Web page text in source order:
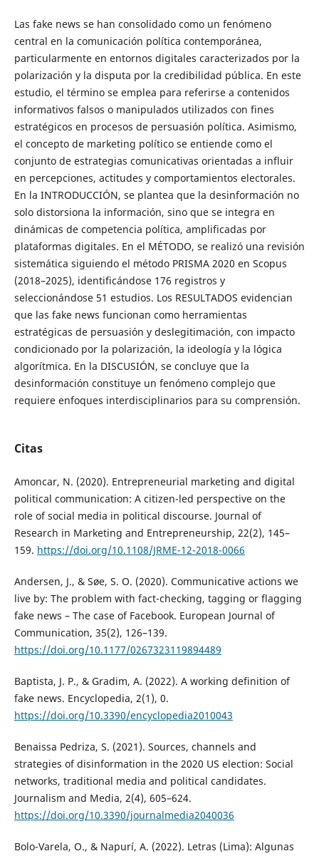
Las fake news se han consolidado como un fenómeno
central en la comunicación política contemporánea,
particularmente en entornos digitales caracterizados por la
polarización y la disputa por la credibilidad pública. En este
estudio, el término se emplea para referirse a contenidos
informativos falsos o manipulados utilizados con fines
estratégicos en procesos de persuasión política. Asimismo,
el concepto de marketing político se entiende como el
conjunto de estrategias comunicativas orientadas a influir
en percepciones, actitudes y comportamientos electorales.
En la INTRODUCCIÓN, se plantea que la desinformación no
solo distorsiona la información, sino que se integra en
dinámicas de competencia política, amplificadas por
plataformas digitales. En el MÉTODO, se realizó una revisión
sistemática siguiendo el método PRISMA 2020 en Scopus
(2018–2025), identificándose 176 registros y
seleccionándose 51 estudios. Los RESULTADOS evidencian
que las fake news funcionan como herramientas
estratégicas de persuasión y deslegitimación, con impacto
condicionado por la polarización, la ideología y la lógica
algorítmica. En la DISCUSIÓN, se concluye que la
desinformación constituye un fenómeno complejo que
requiere enfoques interdisciplinarios para su comprensión.
Citas
Amoncar, N. (2020). Entrepreneurial marketing and digital
political communication: A citizen-led perspective on the
role of social media in political discourse. Journal of
Research in Marketing and Entrepreneurship, 22(2), 145–
159. https://doi.org/10.1108/JRME-12-2018-0066
Andersen, J., & Søe, S. O. (2020). Communicative actions we
live by: The problem with fact-checking, tagging or flagging
fake news – The case of Facebook. European Journal of
Communication, 35(2), 126–139.
https://doi.org/10.1177/0267323119894489
Baptista, J. P., & Gradim, A. (2022). A working definition of
fake news. Encyclopedia, 2(1), 0.
https://doi.org/10.3390/encyclopedia2010043
Benaissa Pedriza, S. (2021). Sources, channels and
strategies of disinformation in the 2020 US election: Social
networks, traditional media and political candidates.
Journalism and Media, 2(4), 605–624.
https://doi.org/10.3390/journalmedia2040036
Bolo-Varela, O., & Napurí, A. (2022). Letras (Lima): Algunas